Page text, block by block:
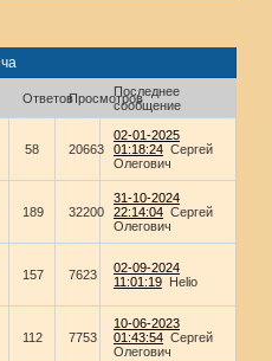
ОтветовПросмотровПоследнее
сообщение
58 20663
02-01-2025
01:18:24 Сергей
Олегович
189 32200
31-10-2024
22:14:04 Сергей
Олегович
157 7623
02-09-2024
11:01:19
Helio
112 7753
10-06-2023
01:43:54 Сергей
Олегович